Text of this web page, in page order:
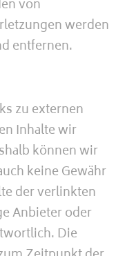
von
werden
entfernen.
zu externen
Inhalte wir
können wir
keine Gewähr
der verlinkten
Anbieter oder
Die